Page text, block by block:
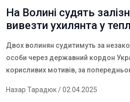
На Волині судять
вивезти ухилянта у
Двох волинян судитимуть за
особи через державний кордон
корисливих мотивів, за
Назар Тарадюк/ 02.04.2025